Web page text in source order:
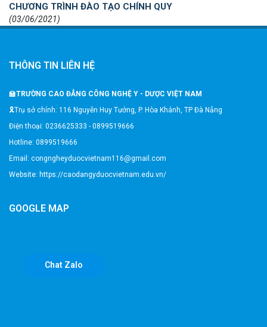
CHƯƠNG TRÌNH ĐÀO TẠO CHÍNH QUY
(03/06/2021)
THÔNG TIN LIÊN HỆ
🏫TRƯỜNG CAO ĐẲNG CÔNG NGHỆ Y - DƯỢC VIỆT NAM
🎗️Trụ sở chính: 116 Nguyễn Huy Tưởng, P. Hòa Khánh, TP Đà Nẵng
Điện thoại: 0236625333 - 0899519666
Hotline: 0899519666
Email: congngheyduocvietnam116@gmail.com
Website: https://caodangyduocvietnam.edu.vn/
GOOGLE MAP
Chat Zalo